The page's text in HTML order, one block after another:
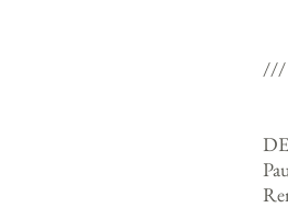
///